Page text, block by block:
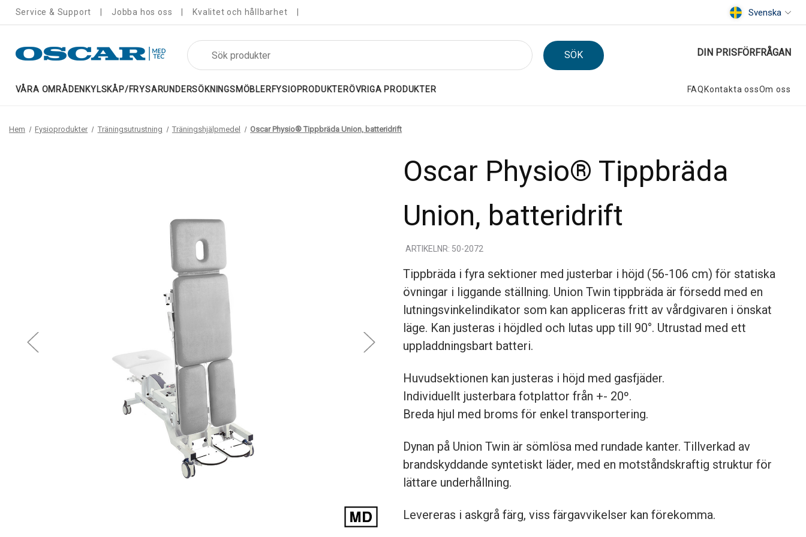
Service & Support Jobba hos oss Kvalitet och hållbarhet Svenska
Sök
SÖK DIN PRISFÖRFRÅGAN
VÅRA OMRÅDEN KYLSKÅP/FRYSARUNDERSÖKNINGSMÖBLERFYSIOPRODUKTERÖVRIGA PRODUKTER FAQ Kontakta ossOm oss
Hem Fysioprodukter Träningsutrustning Träningshjälpmedel Oscar Physio® Tippbräda Union, batteridrift
Oscar Physio® Tippbräda
Union, batteridrift
ARTIKELNR: 50-2072
Tippbräda i fyra sektioner med justerbar i höjd (56-106 cm) för statiska
övningar i liggande ställning. Union Twin tippbräda är försedd med en
lutningsvinkelindikator som kan appliceras fritt av vårdgivaren i önskat
läge. Kan justeras i höjdled och lutas upp till 90°. Utrustad med ett
uppladdningsbart batteri.
Huvudsektionen kan justeras i höjd med gasfjäder.
Individuellt justerbara fotplattor från +- 20º.
Breda hjul med broms för enkel transportering.
Dynan på Union Twin är sömlösa med rundade kanter. Tillverkad av
brandskyddande syntetiskt läder, med en motståndskraftig struktur för
lättare underhållning.
Levereras i askgrå färg, viss färgavvikelser kan förekomma.